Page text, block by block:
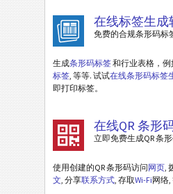
在线标签生成
免费的合规条形码标
生成条形码标签和行业表格，例
标签 , 等等. 试试在线条形码标签
即打印标签。
在线QR 条形
立即免费生成QR 条
使用创建的QR 条形码访问网页 ,
文 , 分享联系方式 , 存取Wi-Fi网络,